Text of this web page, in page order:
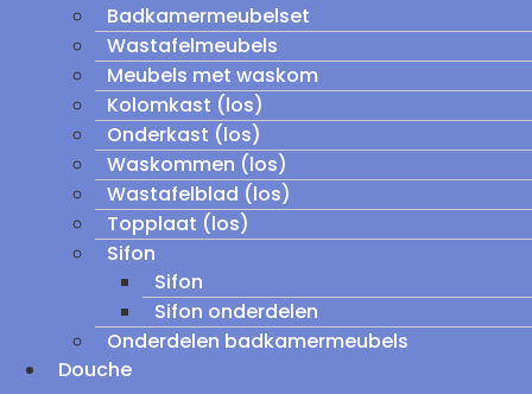
Badkamermeubelset
Wastafelmeubels
Meubels met waskom
Kolomkast (los)
Onderkast (los)
Waskommen (los)
Wastafelblad (los)
Topplaat (los)
Sifon
Sifon
Sifon onderdelen
Onderdelen badkamermeubels
Douche